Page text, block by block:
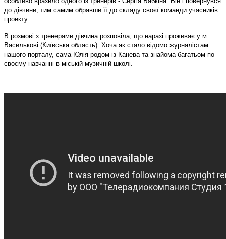
до дівчини, тим самим обравши її до складу своєї команди учасників
проекту.
В розмові з тренерами дівчина розповіла, що наразі проживає у м.
Василькові (Київська область). Хоча як стало відомо журналістам
нашого порталу, сама Юлія родом із Канева та знайома багатьом по
своєму навчанні в міській музичній школі.